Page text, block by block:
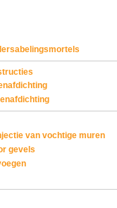
van vochtige muren
gevels